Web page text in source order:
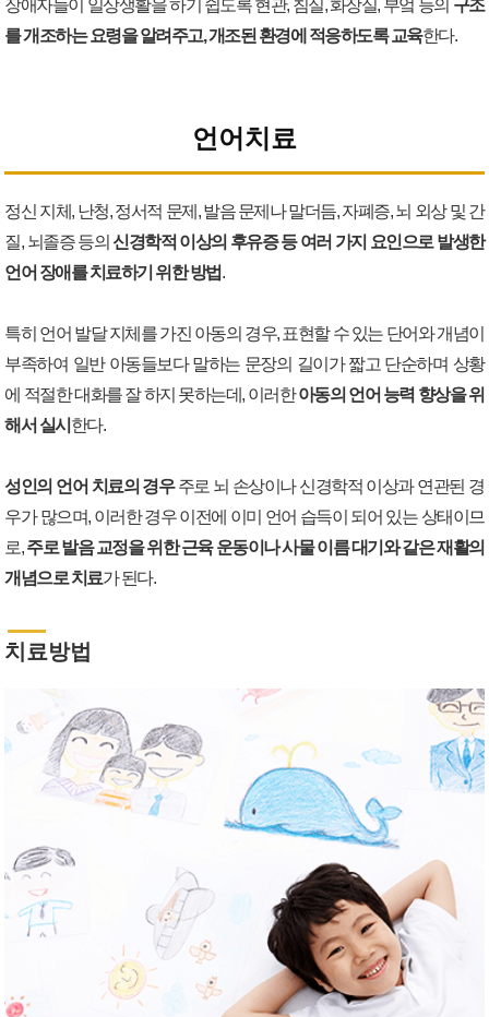
장애자들이 일상생활을 하기 쉽도록 현관, 침실, 화장실, 부엌 등의 구조
를 개조하는 요령을 알려주고, 개조된 환경에 적응하도록 교육한다.
언어치료
정신 지체, 난청, 정서적 문제, 발음 문제나 말더듬, 자폐증, 뇌 외상 및 간
질, 뇌졸증 등의신경학적 이상의 후유증 등 여러 가지 요인으로 발생한
언어 장애를 치료하기 위한 방법.
특히 언어 발달 지체를 가진 아동의 경우, 표현할 수 있는 단어와 개념이
부족하여 일반 아동들보다 말하는 문장의 길이가 짧고 단순하며 상황
에 적절한 대화를 잘 하지 못하는데, 이러한아동의 언어 능력 향상을 위
해서 실시 한다.
성인의 언어 치료의 경우주로 뇌 손상이나 신경학적 이상과 연관된 경
우가 많으며, 이러한 경우 이전에 이미 언어 습득이 되어 있는 상태이므
로,주로 발음 교정을 위한 근육 운동이나 사물 이름 대기와 같은 재활의
개념으로 치료가 된다.
치료방법